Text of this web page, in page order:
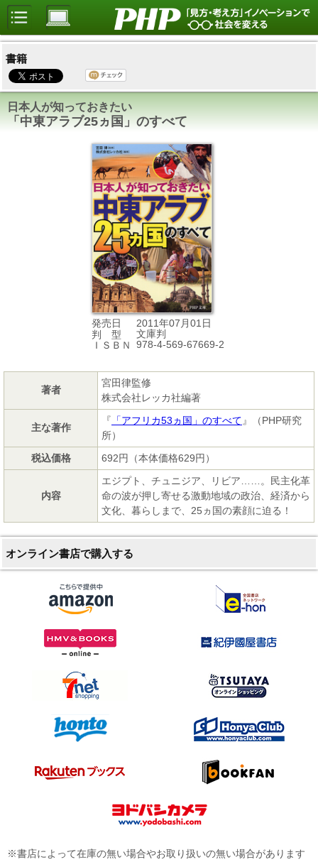
書籍
日本人が知っておきたい
「中東アラブ25ヵ国」のすべて
発売日
2011年07月01日
判 型
文庫判
ＩＳＢＮ
978-4-569-67669-2
著者
宮田律監修
株式会社レッカ社編著
主な著作
『 「アフリカ53ヵ国」のすべて 』（PHP研究
所）
税込価格
692円（本体価格629円）
内容
エジプト、チュニジア、リビア……。民主化革
命の波が押し寄せる激動地域の政治、経済から
文化、暮らしまで、25ヵ国の素顔に迫る！
オンライン書店で購入する
※書店によって在庫の無い場合やお取り扱いの無い場合があります